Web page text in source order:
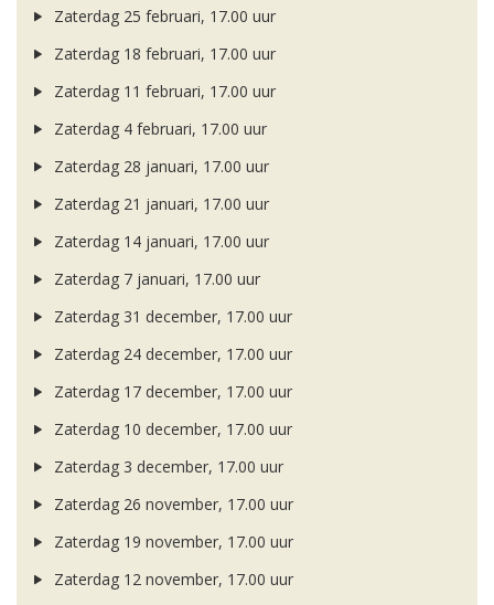
Zaterdag 25 februari, 17.00 uur
Zaterdag 18 februari, 17.00 uur
Zaterdag 11 februari, 17.00 uur
Zaterdag 4 februari, 17.00 uur
Zaterdag 28 januari, 17.00 uur
Zaterdag 21 januari, 17.00 uur
Zaterdag 14 januari, 17.00 uur
Zaterdag 7 januari, 17.00 uur
Zaterdag 31 december, 17.00 uur
Zaterdag 24 december, 17.00 uur
Zaterdag 17 december, 17.00 uur
Zaterdag 10 december, 17.00 uur
Zaterdag 3 december, 17.00 uur
Zaterdag 26 november, 17.00 uur
Zaterdag 19 november, 17.00 uur
Zaterdag 12 november, 17.00 uur